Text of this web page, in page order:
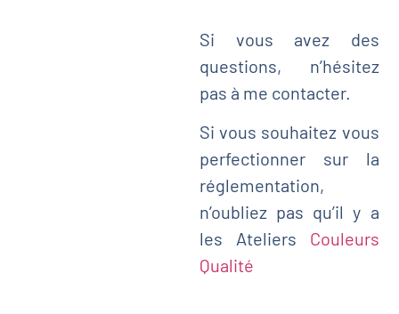
Si vous avez des
questions, n’hésitez
pas à me contacter.
Si vous souhaitez vous
perfectionner sur la
réglementation,
n’oubliez pas qu’il y a
les Ateliers Couleurs
Qualité